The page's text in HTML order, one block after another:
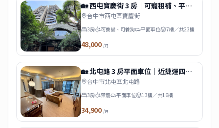
🏡 西屯寶慶街 3 房｜可寵租補、平面
車位台中市西屯區寶慶街
3房 可養貓、可養狗 平面車位 7樓／共23樓
48,000 /月
🏡 北屯路 3 房平面車位｜近捷運四維
國小站、松竹車站
台中市北屯區北屯路
3房 禁寵 平面車位 13樓／共16樓
34,900 /月